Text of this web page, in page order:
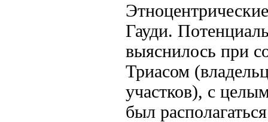
Гауди.
выяснилось при
Триасом
участков), с
был